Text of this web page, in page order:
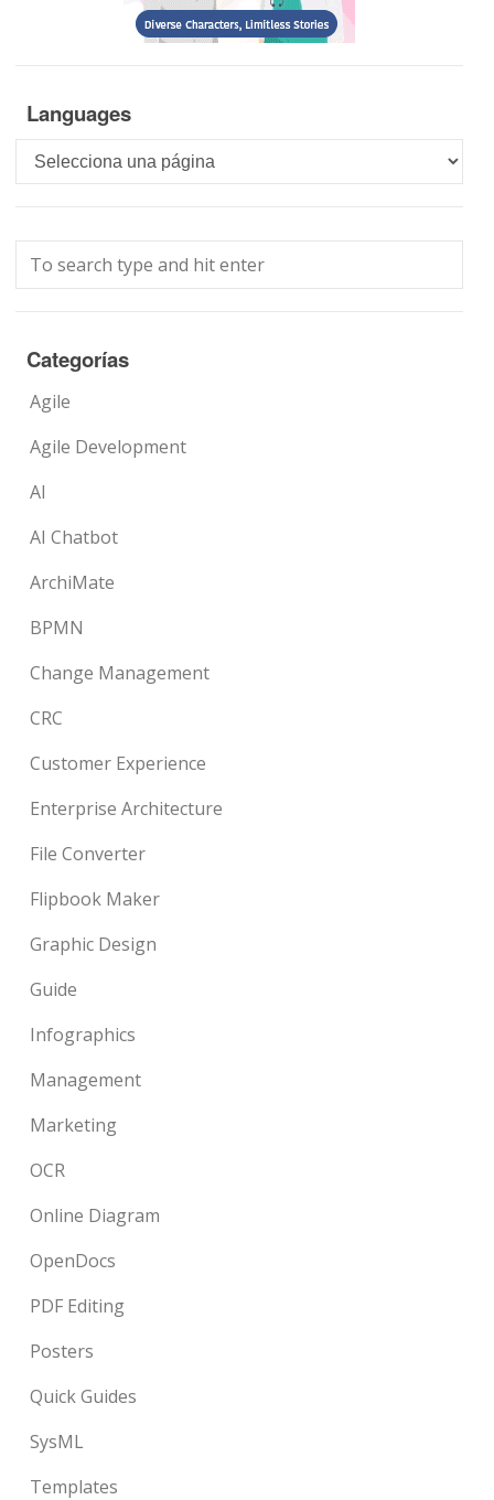
Languages
Languages
Categorías
Agile
Agile Development
AI
AI Chatbot
ArchiMate
BPMN
Change Management
CRC
Customer Experience
Enterprise Architecture
File Converter
Flipbook Maker
Graphic Design
Guide
Infographics
Management
Marketing
OCR
Online Diagram
OpenDocs
PDF Editing
Posters
Quick Guides
SysML
Templates